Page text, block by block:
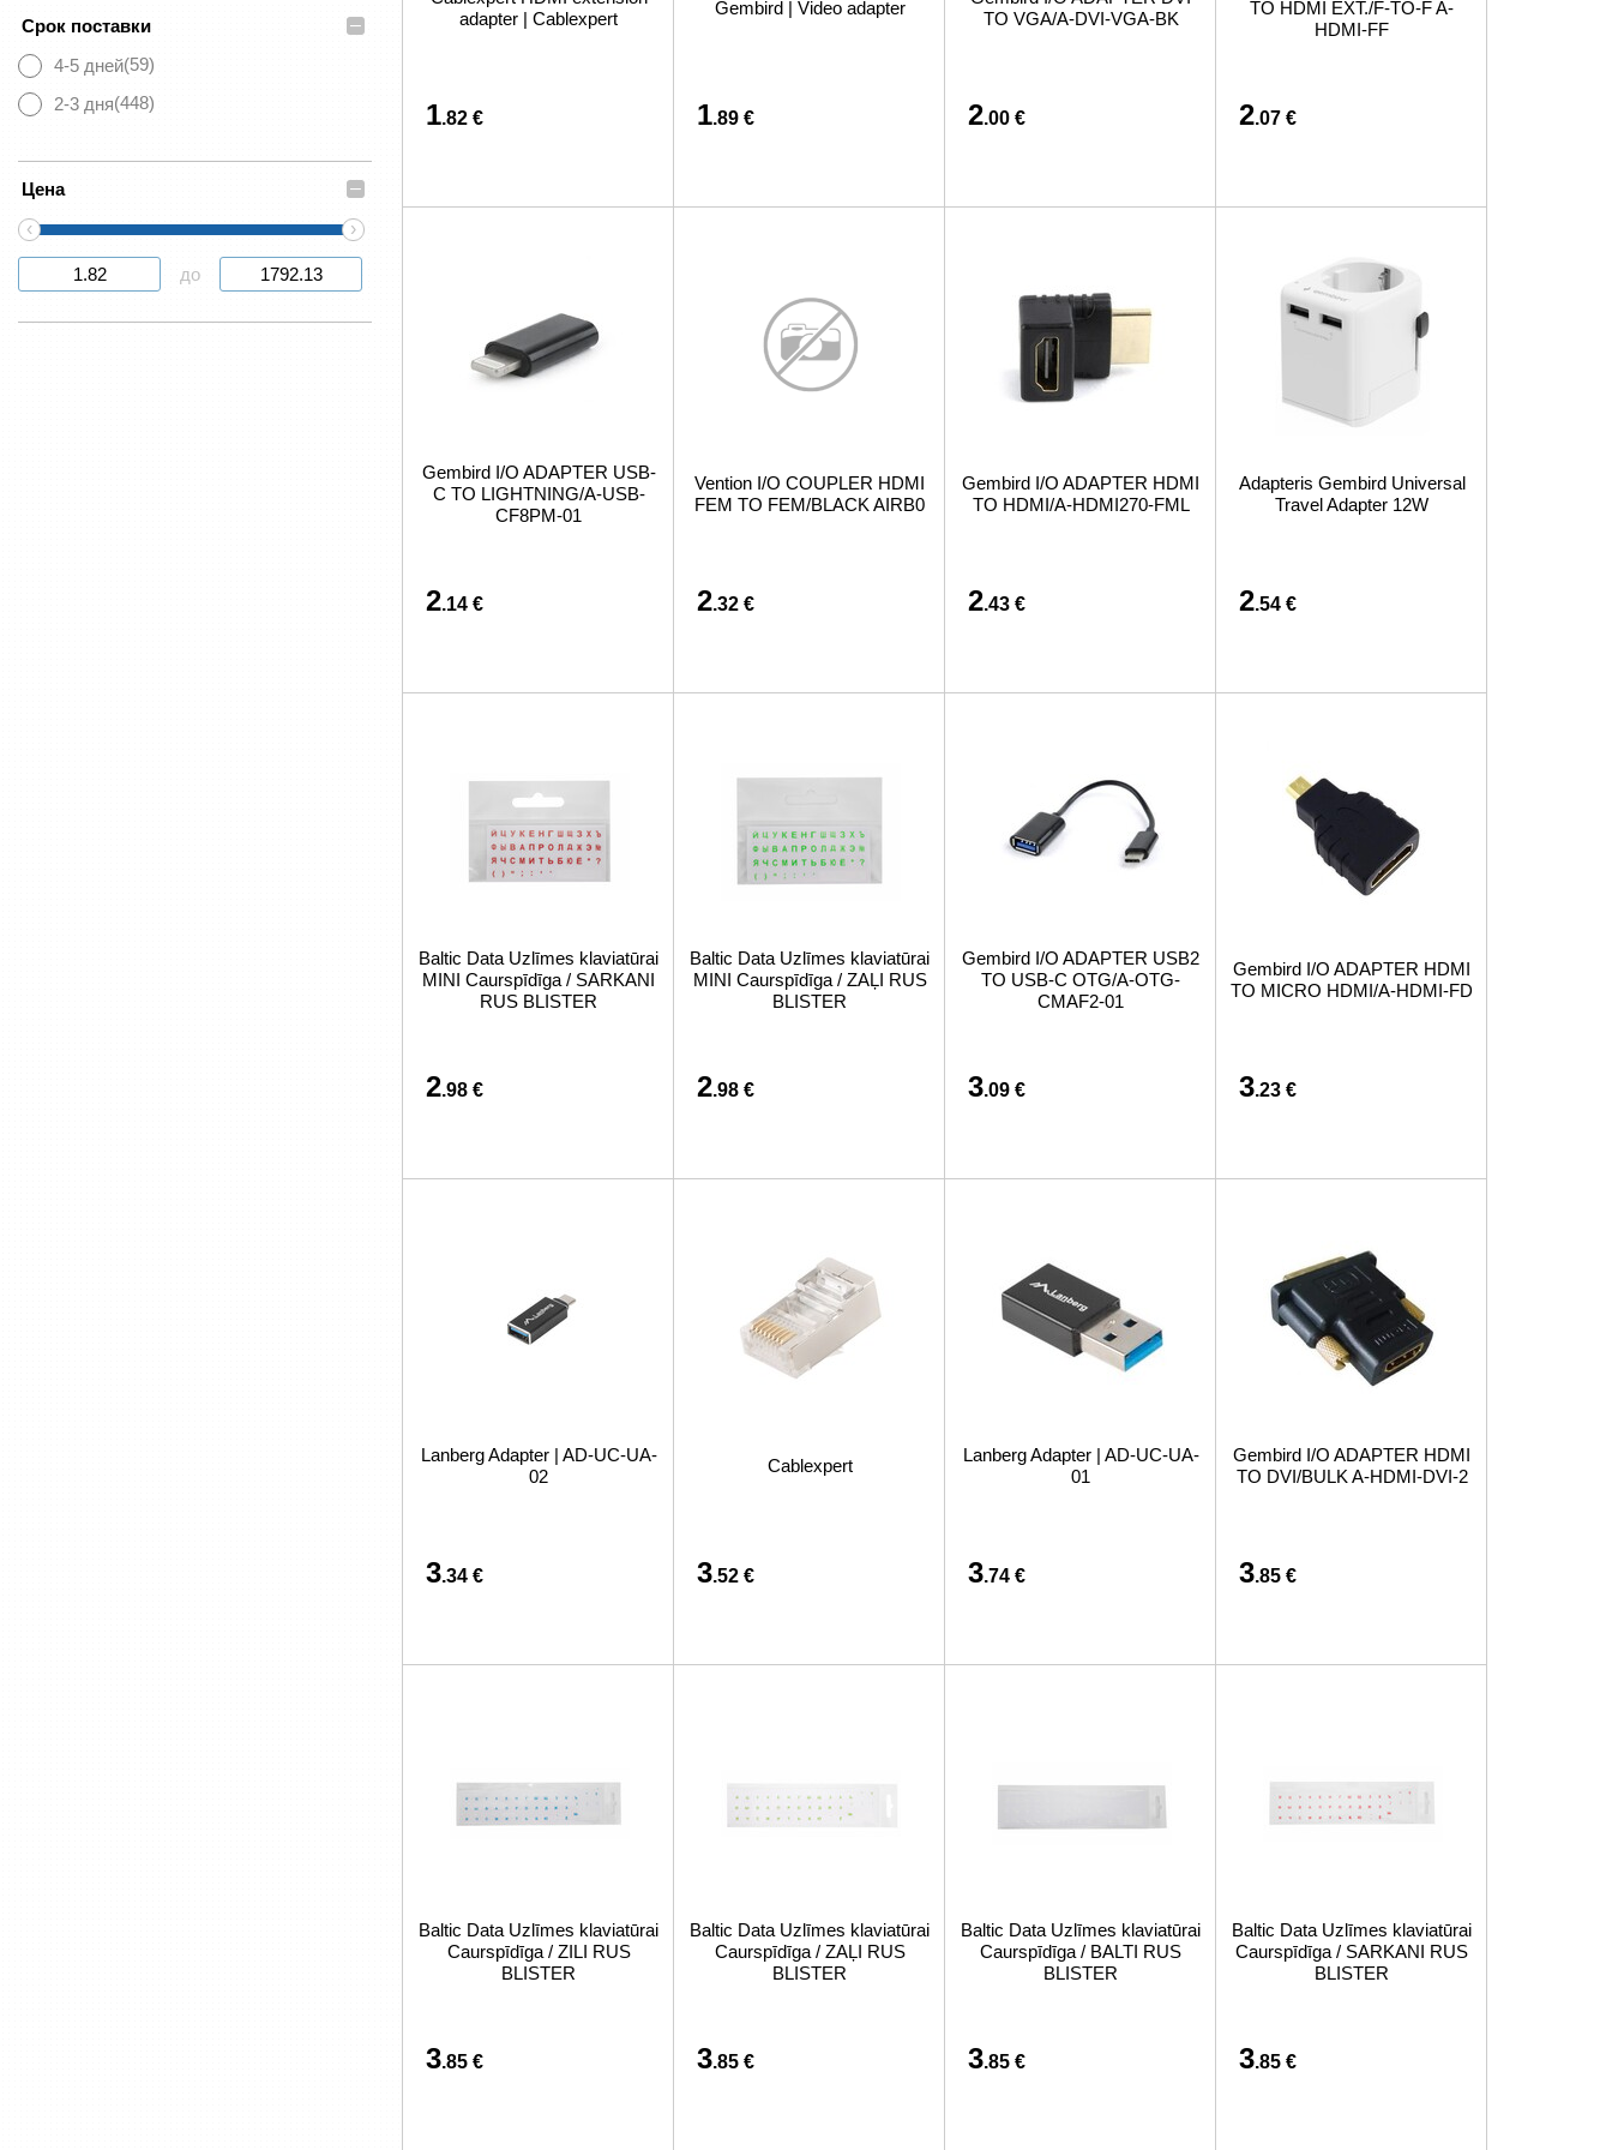
связано с покупкой или доставкой товаров
Срок поставки
–
4-5 дней(59)
2-3 дня(448)
Цена
–
‹
›
до
adapter | Cablexpert
1.82 €
Gembird | Video adapter
1.89 €
TO VGA/A-DVI-VGA-BK
2.00 €
TO HDMI EXT./F-TO-F A-
HDMI-FF
2.07 €
Gembird I/O ADAPTER USB-
C TO LIGHTNING/A-USB-
CF8PM-01
2.14 €
Vention I/O COUPLER HDMI
FEM TO FEM/BLACK AIRB0
2.32 €
Gembird I/O ADAPTER HDMI
TO HDMI/A-HDMI270-FML
2.43 €
Adapteris Gembird Universal
Travel Adapter 12W
2.54 €
Baltic Data Uzlīmes klaviatūrai
MINI Caurspīdīga / SARKANI
RUS BLISTER
2.98 €
Baltic Data Uzlīmes klaviatūrai
MINI Caurspīdīga / ZAĻI RUS
BLISTER
2.98 €
Gembird I/O ADAPTER USB2
TO USB-C OTG/A-OTG-
CMAF2-01
3.09 €
Gembird I/O ADAPTER HDMI
TO MICRO HDMI/A-HDMI-FD
3.23 €
Lanberg Adapter | AD-UC-UA-
02
3.34 €
Cablexpert
3.52 €
Lanberg Adapter | AD-UC-UA-
01
3.74 €
Gembird I/O ADAPTER HDMI
TO DVI/BULK A-HDMI-DVI-2
3.85 €
Baltic Data Uzlīmes klaviatūrai
Caurspīdīga / ZILI RUS
BLISTER
3.85 €
Baltic Data Uzlīmes klaviatūrai
Caurspīdīga / ZAĻI RUS
BLISTER
3.85 €
Baltic Data Uzlīmes klaviatūrai
Caurspīdīga / BALTI RUS
BLISTER
3.85 €
Baltic Data Uzlīmes klaviatūrai
Caurspīdīga / SARKANI RUS
BLISTER
3.85 €